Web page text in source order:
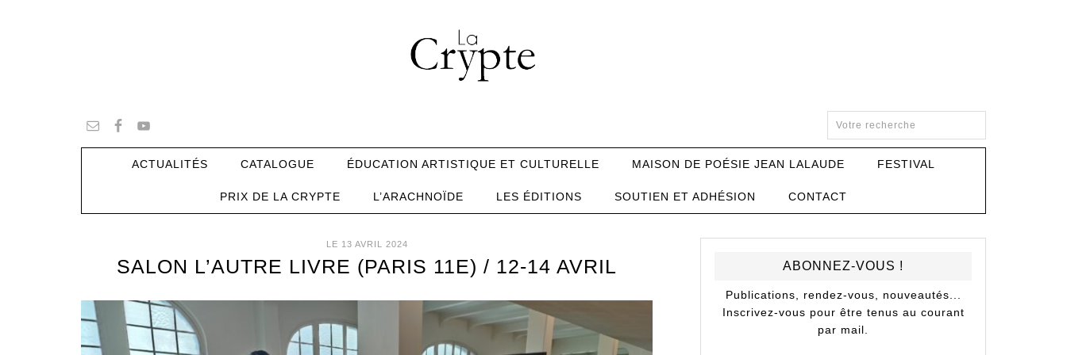
ACTUALITÉS CATALOGUE ÉDUCATION ARTISTIQUE ET CULTURELLE MAISON DE POÉSIE JEAN LALAUDE FESTIVAL
PRIX DE LA CRYPTE L’ARACHNOÏDE LES ÉDITIONS SOUTIEN ET ADHÉSION CONTACT
LE 13 AVRIL 2024
SALON L’AUTRE LIVRE (PARIS 11E) / 12-14 AVRIL ABONNEZ-VOUS !
Publications, rendez-vous, nouveautés...
Inscrivez-vous pour être tenus au courant
par mail.